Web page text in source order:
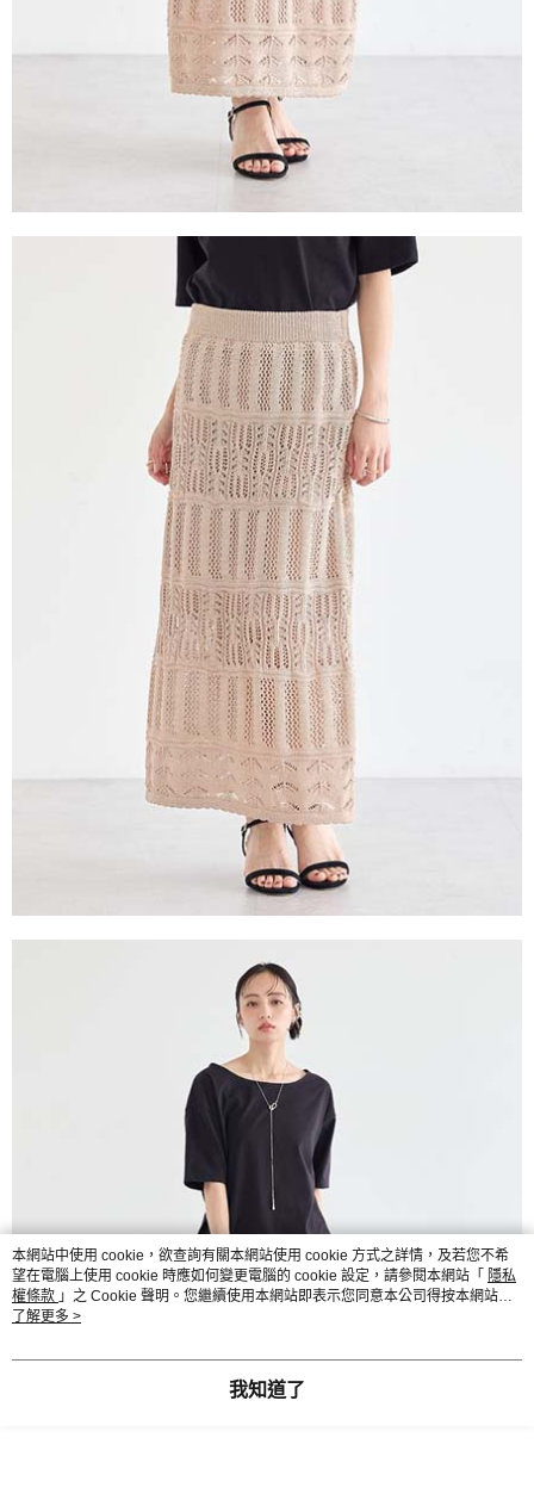
本網站中使用 cookie，欲查詢有關本網站使用 cookie 方式之詳情，及若您不希
望在電腦上使用 cookie 時應如何變更電腦的 cookie 設定，請參閱本網站「 隱私
權條款 」之 Cookie 聲明。您繼續使用本網站即表示您同意本公司得按本網站使
用條款之 Cookie 聲明使用 cookie。
了解更多 >
我知道了